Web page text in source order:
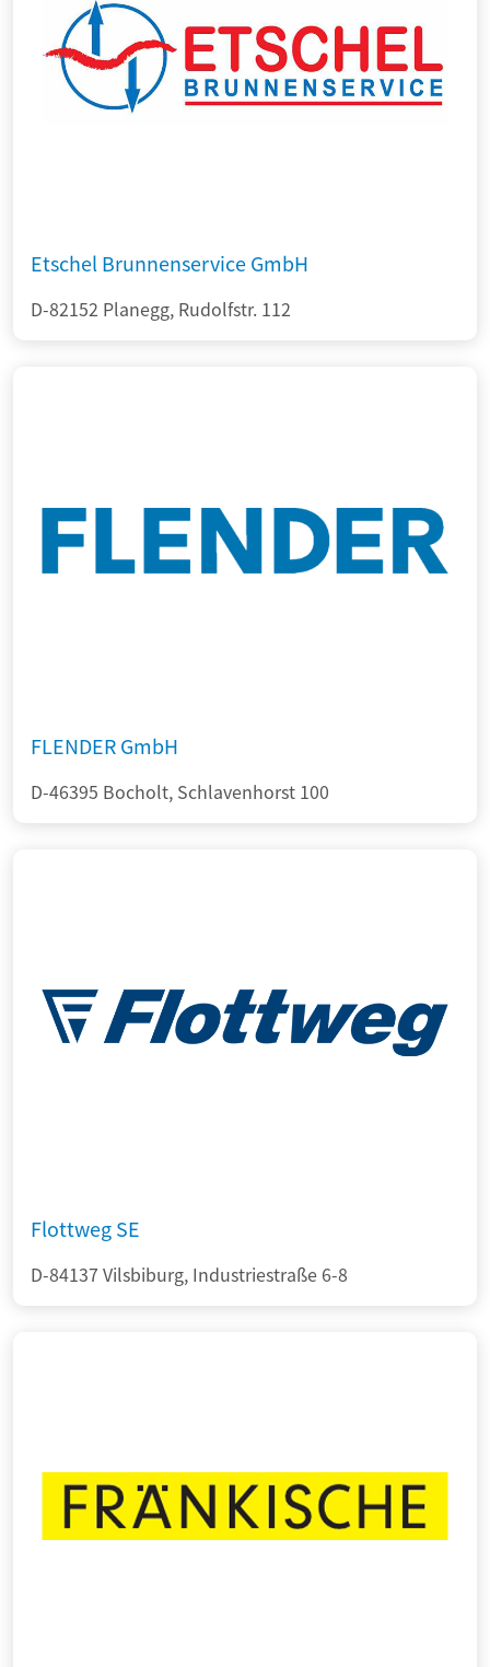
Etschel Brunnenservice GmbH
D-82152 Planegg, Rudolfstr. 112
FLENDER GmbH
D-46395 Bocholt, Schlavenhorst 100
Flottweg SE
D-84137 Vilsbiburg, Industriestraße 6-8